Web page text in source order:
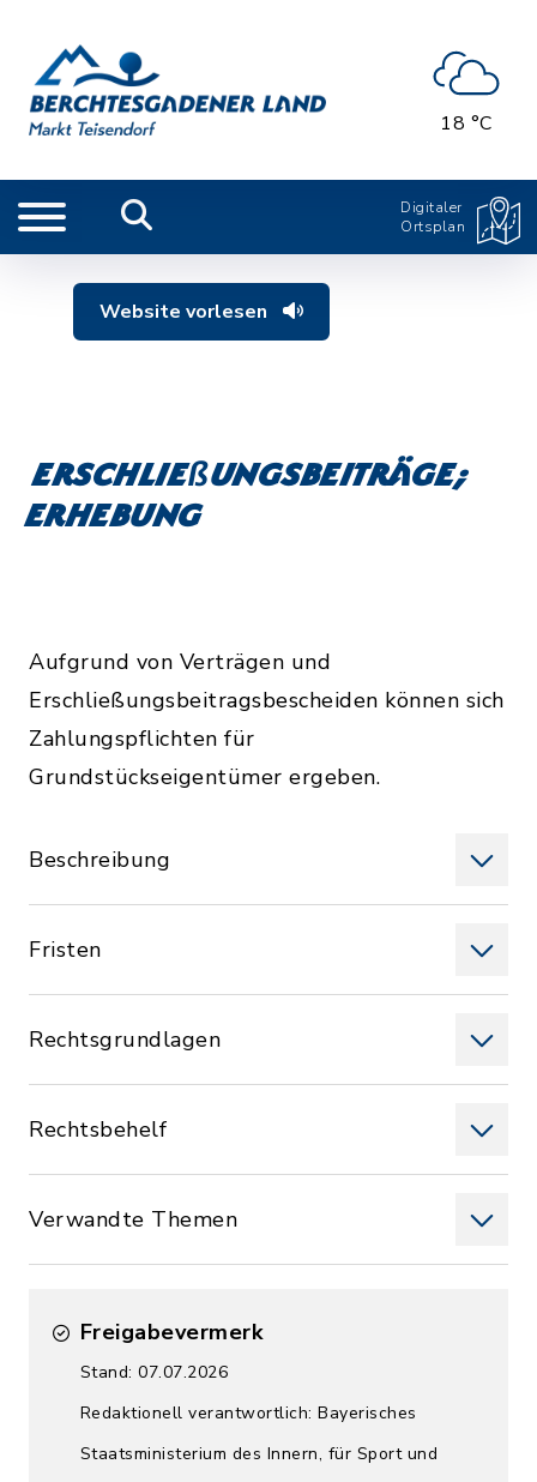
18 °C
Digitaler
Ortsplan
Website vorlesen
Erschließungsbeiträge;
Erhebung
Aufgrund von Verträgen und
Erschließungsbeitragsbescheiden können sich
Zahlungspflichten für
Grundstückseigentümer ergeben.
Beschreibung
Fristen
Rechtsgrundlagen
Rechtsbehelf
Verwandte Themen
Freigabevermerk
Stand: 07.07.2026
Redaktionell verantwortlich: Bayerisches
Staatsministerium des Innern, für Sport und